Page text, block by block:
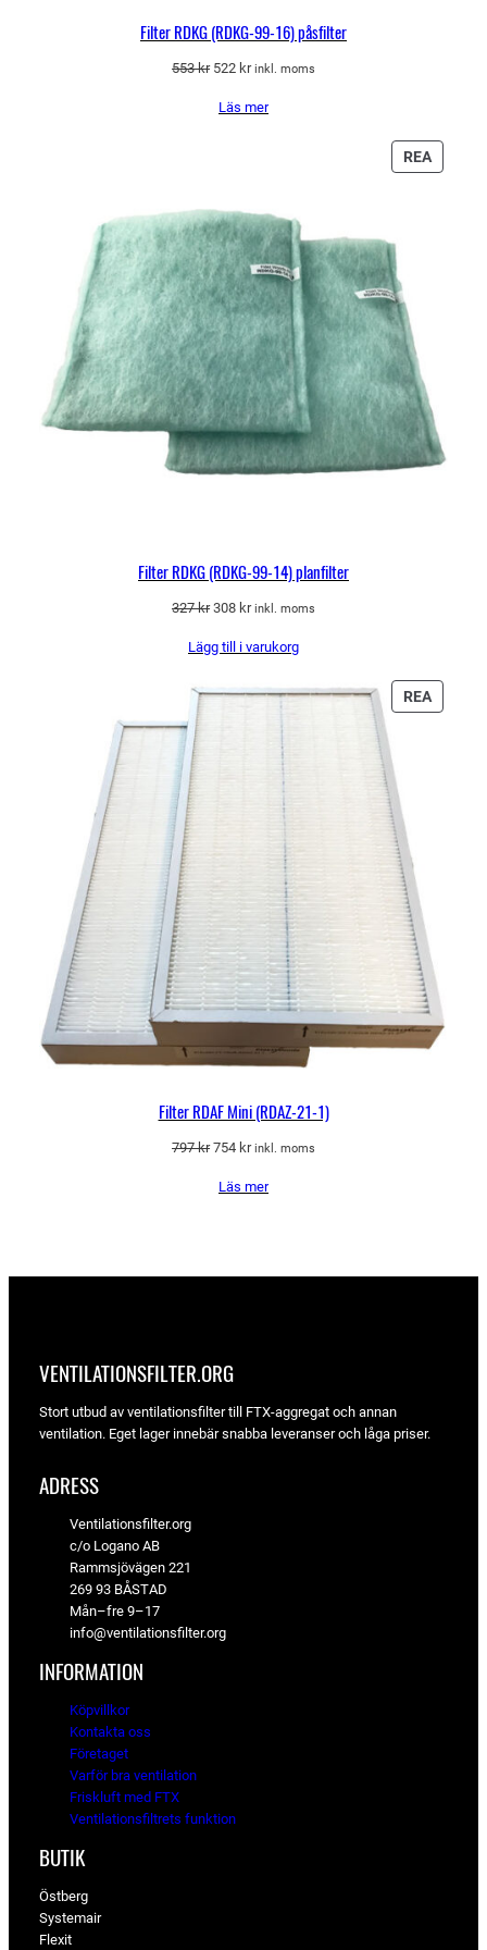
Filter RDKG (RDKG-99-16) påsfilter
553kr Det
priset
522 krDet
priset
inkl. moms
Läs mer
REA
PÅ
Filter RDKG (RDKG-99-14) planfilter
327kr Det
priset
327 kr.
308 krDet
priset
308 kr.
inkl. moms
Lägg till i varukorg
REA
PÅ
Filter RDAF Mini (RDAZ-21-1)
797kr Det
priset
754 krDet
priset
inkl. moms
Läs mer
VENTILATIONSFILTER­.ORG
Stort utbud av ventilationsfilter till FTX-aggregat och annan
ventilation. Eget lager innebär snabba leveranser och låga priser.
ADRESS
Ventilationsfilter.org
c/o Logano AB
Rammsjövägen 221
269 93 BÅSTAD
Mån–fre 9–17
info@ventilationsfilter.org
INFORMATION
Köpvillkor
Kontakta oss
Företaget
Varför bra ventilation
Friskluft med FTX
Ventilationsfiltrets funktion
BUTIK
Östberg
Systemair
Flexit